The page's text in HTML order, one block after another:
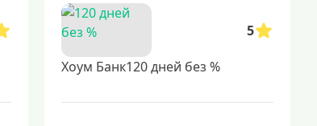
5
Хоум Банк120 дней без %